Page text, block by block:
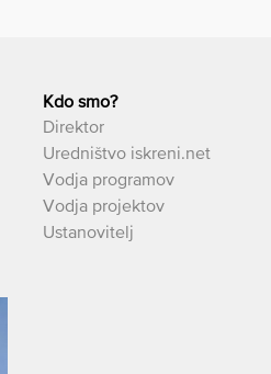
Kdo smo?
Direktor
Uredništvo iskreni.net
Vodja programov
Vodja projektov
Ustanovitelj